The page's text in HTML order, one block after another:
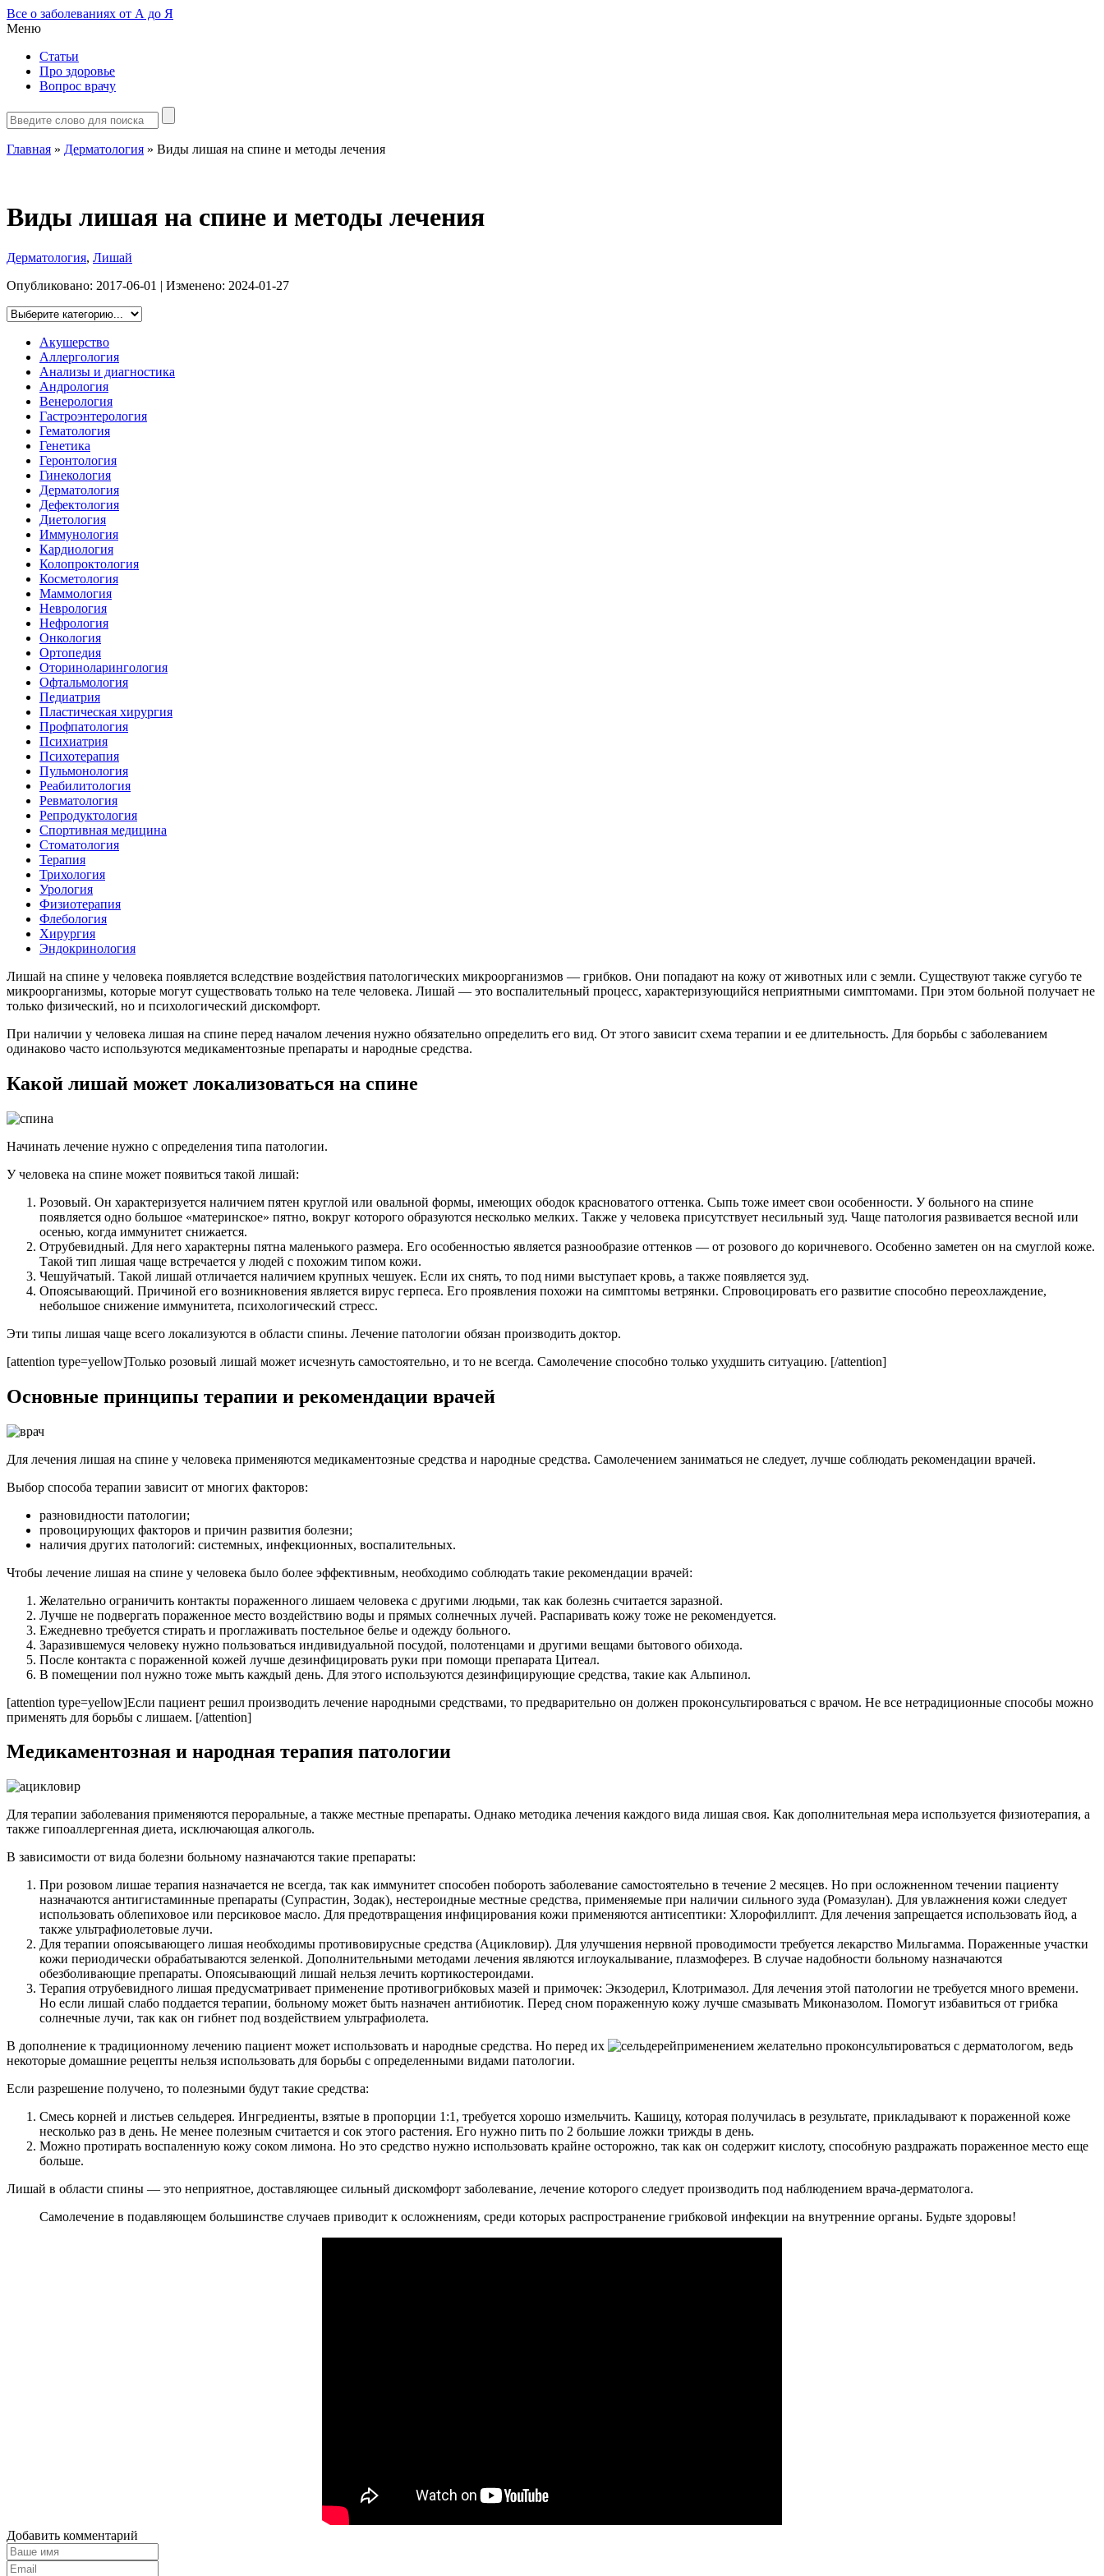
Все о заболеваниях от А до Я
Меню
Статьи
Про здоровье
Вопрос врачу
Главная » Дерматология » Виды лишая на спине и методы лечения
Виды лишая на спине и методы лечения
Дерматология, Лишай
Опубликовано: 2017-06-01 | Изменено: 2024-01-27
Акушерство
Аллергология
Анализы и диагностика
Андрология
Венерология
Гастроэнтерология
Гематология
Генетика
Геронтология
Гинекология
Дерматология
Дефектология
Диетология
Иммунология
Кардиология
Колопроктология
Косметология
Маммология
Неврология
Нефрология
Онкология
Ортопедия
Оториноларингология
Офтальмология
Педиатрия
Пластическая хирургия
Профпатология
Психиатрия
Психотерапия
Пульмонология
Реабилитология
Ревматология
Репродуктология
Спортивная медицина
Стоматология
Терапия
Трихология
Урология
Физиотерапия
Флебология
Хирургия
Эндокринология
Лишай на спине у человека появляется вследствие воздействия патологических микроорганизмов — грибков. Они попадают на кожу от животных или с земли. Существуют также сугубо те
микроорганизмы, которые могут существовать только на теле человека. Лишай — это воспалительный процесс, характеризующийся неприятными симптомами. При этом больной получает не
только физический, но и психологический дискомфорт.
При наличии у человека лишая на спине перед началом лечения нужно обязательно определить его вид. От этого зависит схема терапии и ее длительность. Для борьбы с заболеванием
одинаково часто используются медикаментозные препараты и народные средства.
Какой лишай может локализоваться на спине
Начинать лечение нужно с определения типа патологии.
У человека на спине может появиться такой лишай:
Розовый. Он характеризуется наличием пятен круглой или овальной формы, имеющих ободок красноватого оттенка. Сыпь тоже имеет свои особенности. У больного на спине
появляется одно большое «материнское» пятно, вокруг которого образуются несколько мелких. Также у человека присутствует несильный зуд. Чаще патология развивается весной или
осенью, когда иммунитет снижается.
Отрубевидный. Для него характерны пятна маленького размера. Его особенностью является разнообразие оттенков — от розового до коричневого. Особенно заметен он на смуглой коже.
Такой тип лишая чаще встречается у людей с похожим типом кожи.
Чешуйчатый. Такой лишай отличается наличием крупных чешуек. Если их снять, то под ними выступает кровь, а также появляется зуд.
Опоясывающий. Причиной его возникновения является вирус герпеса. Его проявления похожи на симптомы ветрянки. Спровоцировать его развитие способно переохлаждение,
небольшое снижение иммунитета, психологический стресс.
Эти типы лишая чаще всего локализуются в области спины. Лечение патологии обязан производить доктор.
[attention type=yellow]Только розовый лишай может исчезнуть самостоятельно, и то не всегда. Самолечение способно только ухудшить ситуацию. [/attention]
Основные принципы терапии и рекомендации врачей
Для лечения лишая на спине у человека применяются медикаментозные средства и народные средства. Самолечением заниматься не следует, лучше соблюдать рекомендации врачей.
Выбор способа терапии зависит от многих факторов:
разновидности патологии;
провоцирующих факторов и причин развития болезни;
наличия других патологий: системных, инфекционных, воспалительных.
Чтобы лечение лишая на спине у человека было более эффективным, необходимо соблюдать такие рекомендации врачей:
Желательно ограничить контакты пораженного лишаем человека с другими людьми, так как болезнь считается заразной.
Лучше не подвергать пораженное место воздействию воды и прямых солнечных лучей. Распаривать кожу тоже не рекомендуется.
Ежедневно требуется стирать и проглаживать постельное белье и одежду больного.
Заразившемуся человеку нужно пользоваться индивидуальной посудой, полотенцами и другими вещами бытового обихода.
После контакта с пораженной кожей лучше дезинфицировать руки при помощи препарата Цитеал.
В помещении пол нужно тоже мыть каждый день. Для этого используются дезинфицирующие средства, такие как Альпинол.
[attention type=yellow]Если пациент решил производить лечение народными средствами, то предварительно он должен проконсультироваться с врачом. Не все нетрадиционные способы можно
применять для борьбы с лишаем. [/attention]
Медикаментозная и народная терапия патологии
Для терапии заболевания применяются пероральные, а также местные препараты. Однако методика лечения каждого вида лишая своя. Как дополнительная мера используется физиотерапия, а
также гипоаллергенная диета, исключающая алкоголь.
В зависимости от вида болезни больному назначаются такие препараты:
При розовом лишае терапия назначается не всегда, так как иммунитет способен побороть заболевание самостоятельно в течение 2 месяцев. Но при осложненном течении пациенту
назначаются антигистаминные препараты (Супрастин, Зодак), нестероидные местные средства, применяемые при наличии сильного зуда (Ромазулан). Для увлажнения кожи следует
использовать облепиховое или персиковое масло. Для предотвращения инфицирования кожи применяются антисептики: Хлорофиллипт. Для лечения запрещается использовать йод, а
также ультрафиолетовые лучи.
Для терапии опоясывающего лишая необходимы противовирусные средства (Ацикловир). Для улучшения нервной проводимости требуется лекарство Мильгамма. Пораженные участки
кожи периодически обрабатываются зеленкой. Дополнительными методами лечения являются иглоукалывание, плазмоферез. В случае надобности больному назначаются
обезболивающие препараты. Опоясывающий лишай нельзя лечить кортикостероидами.
Терапия отрубевидного лишая предусматривает применение противогрибковых мазей и примочек: Экзодерил, Клотримазол. Для лечения этой патологии не требуется много времени.
Но если лишай слабо поддается терапии, больному может быть назначен антибиотик. Перед сном пораженную кожу лучше смазывать Миконазолом. Помогут избавиться от грибка
солнечные лучи, так как он гибнет под воздействием ультрафиолета.
В дополнение к традиционному лечению пациент может использовать и народные средства. Но перед их
применением желательно проконсультироваться с дерматологом, ведь
некоторые домашние рецепты нельзя использовать для борьбы с определенными видами патологии.
Если разрешение получено, то полезными будут такие средства:
Смесь корней и листьев сельдерея. Ингредиенты, взятые в пропорции 1:1, требуется хорошо измельчить. Кашицу, которая получилась в результате, прикладывают к пораженной коже
несколько раз в день. Не менее полезным считается и сок этого растения. Его нужно пить по 2 большие ложки трижды в день.
Можно протирать воспаленную кожу соком лимона. Но это средство нужно использовать крайне осторожно, так как он содержит кислоту, способную раздражать пораженное место еще
больше.
Лишай в области спины — это неприятное, доставляющее сильный дискомфорт заболевание, лечение которого следует производить под наблюдением врача-дерматолога.
Самолечение в подавляющем большинстве случаев приводит к осложнениям, среди которых распространение грибковой инфекции на внутренние органы. Будьте здоровы!
Добавить комментарий